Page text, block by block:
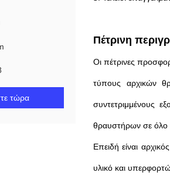
τώρα
Πέτρινη
Οι πέτρινες
τύπους αρχικών
συντετριμμένους
θραυστήρων σε όλο
Επειδή είναι
υλικό και